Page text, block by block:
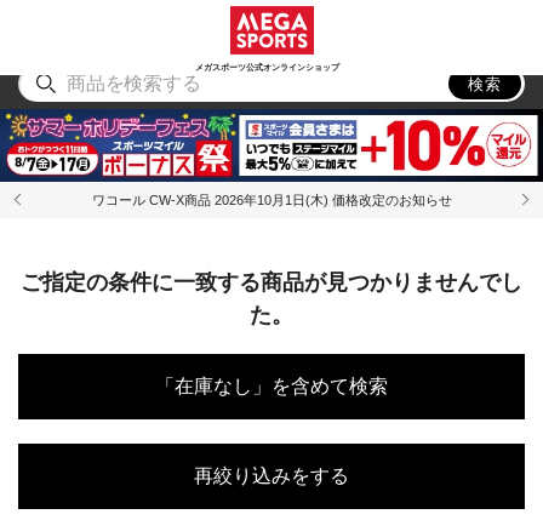
メガスポーツ公式オンラインショップ
アウトドア
検索
ワコール CW-X商品 2026年10月1日(木) 価格改定のお知らせ
ご指定の条件に一致する商品が見つかりませんでし
た。
「在庫なし」を含めて検索
再絞り込みをする